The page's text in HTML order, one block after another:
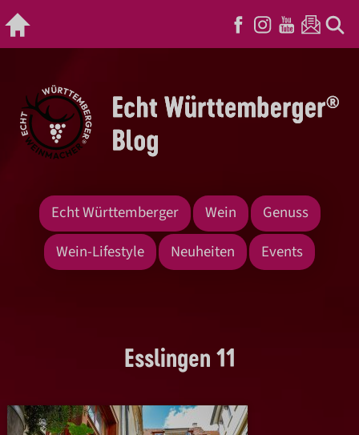
Echt Württemberger Wein
Genuss
Wein-Lifestyle
Neuheiten Events
Esslingen 11